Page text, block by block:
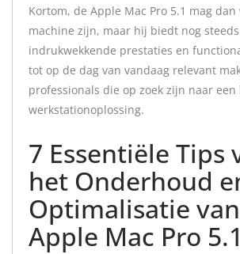
Kortom, de Apple Mac Pro 5.1 mag
machine zijn, maar hij biedt nog steeds
indrukwekkende prestaties en
tot op de dag van vandaag relevant
professionals die op zoek zijn naar
werkstationoplossing.
7 Essentiële Tips
het Onderhoud
Optimalisatie
Apple Mac Pro 5.1